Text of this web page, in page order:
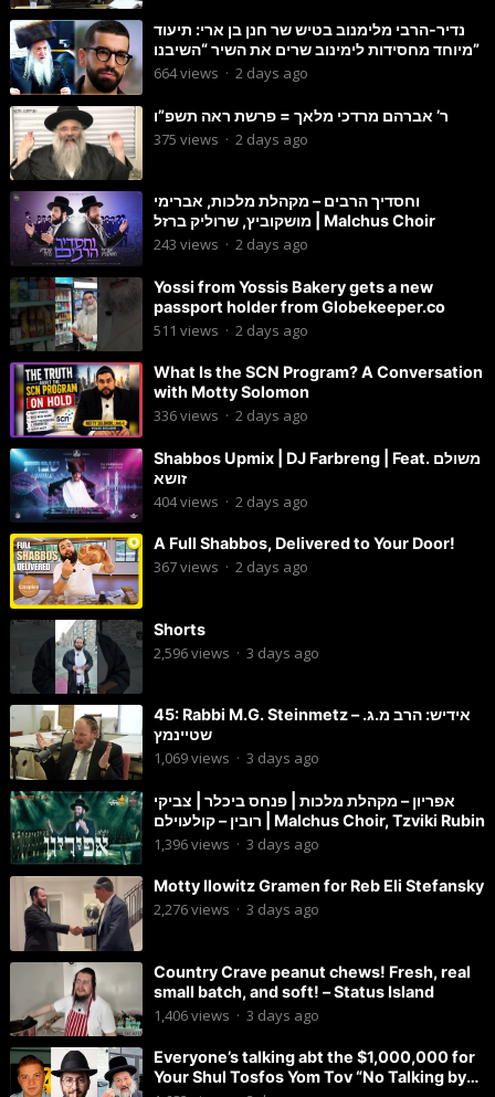
נדיר-הרבי מלימנוב בטיש שר חנן בן ארי: תיעוד
מיוחד מחסידות לימינוב שרים את השיר “השיבנו”
664views · 2 days ago
ר’ אברהם מרדכי מלאך = פרשת ראה תשפ”ו
375 views · 2 days ago
וחסדיך הרבים – מקהלת מלכות, אברימי
מושקוביץ, שרוליק ברזל | Malchus Choir
243 views · 2 days ago
Yossi from Yossis Bakery gets a new
passport holder from Globekeeper.co
511 views · 2 days ago
What Is the SCN Program? A Conversation
with Motty Solomon
336views · 2 days ago
Shabbos Upmix | DJ Farbreng | Feat. משולם
זושא
404views · 2 days ago
A Full Shabbos, Delivered to Your Door!
367views · 2 days ago
Shorts
2,596views · 3 days ago
45: Rabbi M.G. Steinmetz – אידיש: הרב מ.ג.
שטיינמץ
1,069views · 3 days ago
אפריון – מקהלת מלכות | פנחס ביכלר | צביקי
רובין – קולעוילם | Malchus Choir, Tzviki Rubin
1,396views · 3 days ago
Motty Ilowitz Gramen for Reb Eli Stefansky
2,276views · 3 days ago
Country Crave peanut chews! Fresh, real
small batch, and soft! – Status Island
1,406views · 3 days ago
Everyone’s talking abt the $1,000,000 for
Your Shul Tosfos Yom Tov “No Talking by